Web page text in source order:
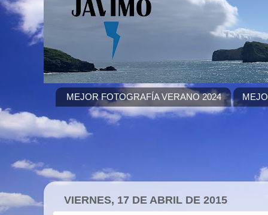
MEJOR FOTOGRAFÍA VERANO 2024
VIERNES, 17 DE ABRIL DE 2015